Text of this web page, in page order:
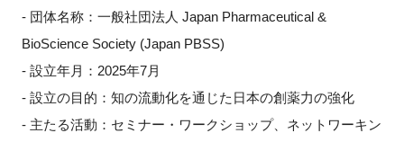
- 団体名称：一般社団法人 Japan Pharmaceutical &
BioScience Society (Japan PBSS)
- 設立年月：2025年7月
- 設立の目的：知の流動化を通じた日本の創薬力の強化
- 主たる活動：セミナー・ワークショップ、ネットワーキン